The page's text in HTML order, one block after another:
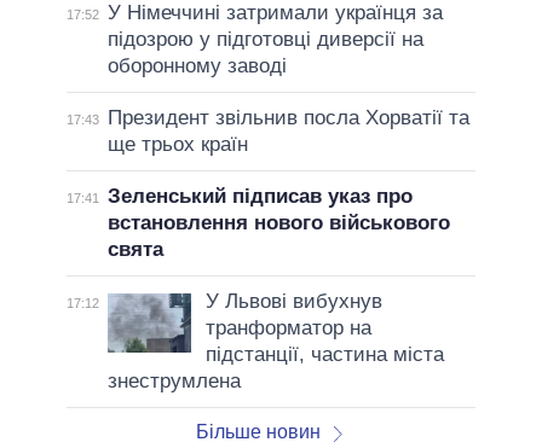
17:52 У Німеччині затримали українця за
підозрою у підготовці диверсії на
оборонному заводі
17:43
Президент звільнив посла Хорватії та
ще трьох країн
17:41
Зеленський підписав указ про
встановлення нового військового
свята
17:12
У Львові вибухнув
транформатор на
підстанції, частина міста
знеструмлена
Більше новин